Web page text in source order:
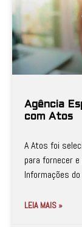
Agência
com Atos
A Atos foi
para fornecer
Informações
LEIA MAIS »